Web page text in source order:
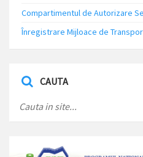
Compartimentul de Autorizare
Înregistrare Mijloace de
CAUTA